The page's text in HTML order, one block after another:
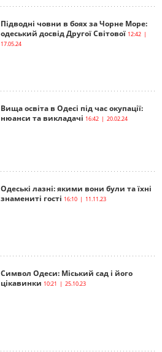
Підводні човни в боях за Чорне Море:
одеський досвід Другої Світової 12:42 |
17.05.24
Вища освіта в Одесі під час окупації:
нюанси та викладачі 16:42 | 20.02.24
Одеські лазні: якими вони були та їхні
знамениті гості 16:10 | 11.11.23
Символ Одеси: Міський сад і його
цікавинки 10:21 | 25.10.23